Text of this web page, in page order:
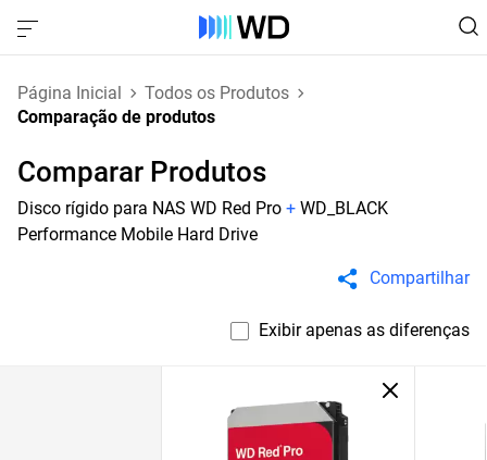
Página Inicial
Todos os Produtos
Comparação de produtos
Comparar Produtos
Disco rígido para NAS WD Red Pro + WD_BLACK
Performance Mobile Hard Drive
Compartilhar
Exibir apenas as diferenças